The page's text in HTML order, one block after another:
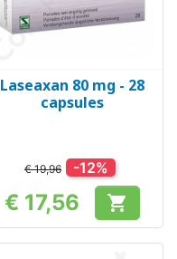
Laseaxan 80 mg - 28
capsules
€ 19,96 -12%
Prijs
€ 17,56 